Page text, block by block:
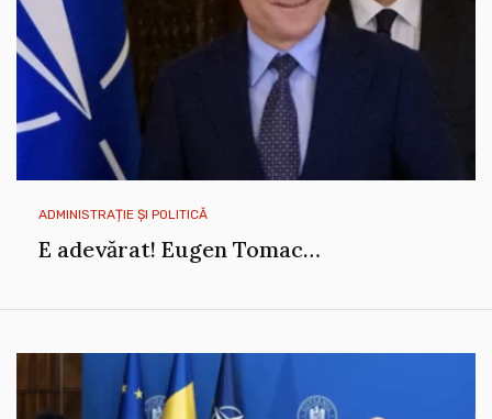
ADMINISTRAȚIE ȘI POLITICĂ
E adevărat! Eugen Tomac…